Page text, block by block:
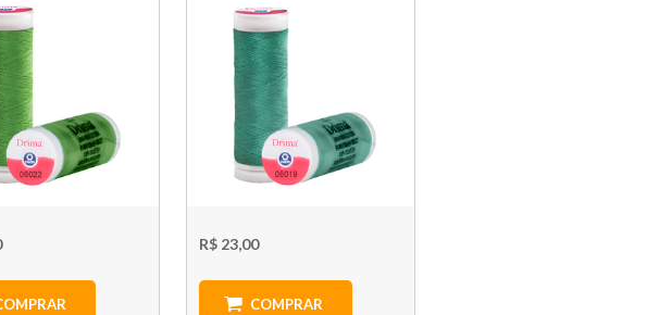
R$ 23,00
COMPRAR